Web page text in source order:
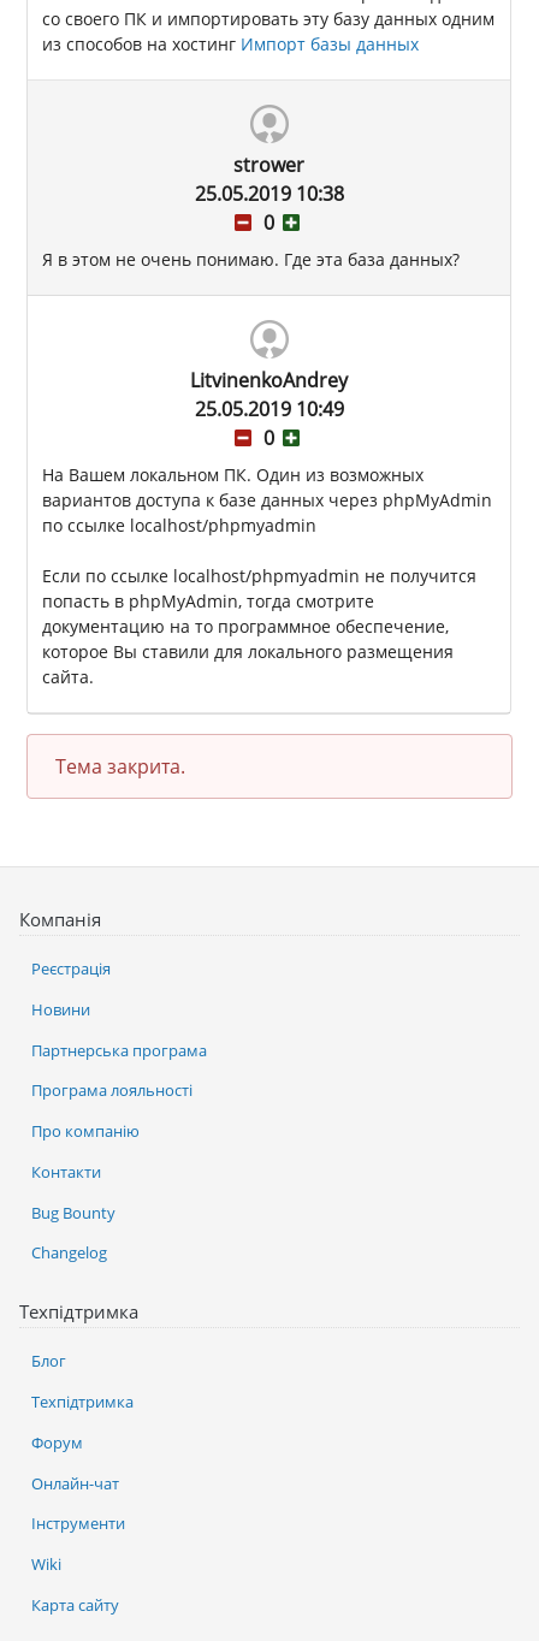
со своего ПК и импортировать эту базу данных одним
из способов на хостинг Импорт базы данных
strower
25.05.2019 10:38
0
Я в этом не очень понимаю. Где эта база данных?
LitvinenkoAndrey
25.05.2019 10:49
0
На Вашем локальном ПК. Один из возможных
вариантов доступа к базе данных через phpMyAdmin
по ссылке localhost/phpmyadmin
Если по ссылке localhost/phpmyadmin не получится
попасть в phpMyAdmin, тогда смотрите
документацию на то программное обеспечение,
которое Вы ставили для локального размещения
сайта.
Тема закрита.
Компанія
Реєстрація
Новини
Партнерська програма
Програма лояльності
Про компанію
Контакти
Bug Bounty
Changelog
Техпідтримка
Блог
Техпідтримка
Форум
Онлайн-чат
Інструменти
Wiki
Карта сайту